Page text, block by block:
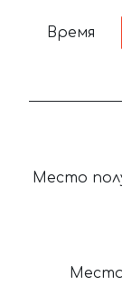
Время
Место